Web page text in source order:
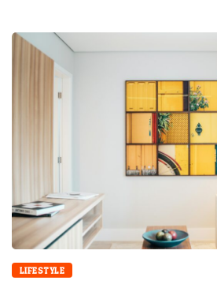
LIFESTYLE
Rombak Dekorasi